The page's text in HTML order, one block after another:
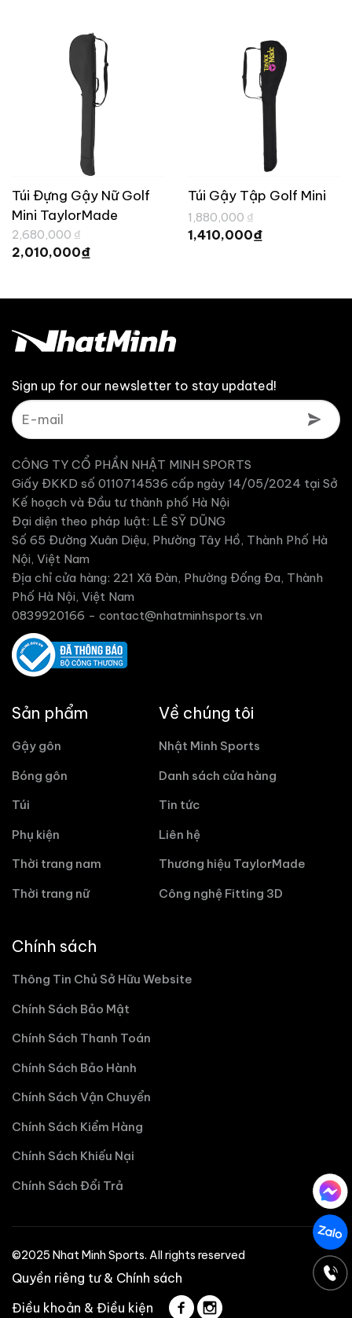
Túi Đựng Gậy Nữ Golf
Mini TaylorMade
Wilshire UN110
2,680,000 ₫
gốc
là:
2,010,000₫
2,010,000 ₫.
Túi Gậy Tập Golf Mini
1,880,000 ₫
gốc
là:
1,410,000₫
Sign up for our newsletter to stay updated!
CÔNG TY CỔ PHẦN NHẬT MINH SPORTS
Giấy ĐKKD số 0110714536 cấp ngày 14/05/2024 tại Sở
Kế hoạch và Đầu tư thành phố Hà Nội
Đại diện theo pháp luật: LÊ SỸ DŨNG
Số 65 Đường Xuân Diệu, Phường Tây Hồ, Thành Phố Hà
Nội, Việt Nam
Địa chỉ cửa hàng: 221 Xã Đàn, Phường Đống Đa, Thành
Phố Hà Nội, Việt Nam
0839920166 - contact@nhatminhsports.vn
Sản phẩm
Gậy gôn
Bóng gôn
Túi
Phụ kiện
Thời trang nam
Thời trang nữ
Về chúng tôi
Nhật Minh Sports
Danh sách cửa hàng
Tin tức
Liên hệ
Thương hiệu TaylorMade
Công nghệ Fitting 3D
Chính sách
Thông Tin Chủ Sở Hữu Website
Chính Sách Bảo Mật
Chính Sách Thanh Toán
Chính Sách Bảo Hành
Chính Sách Vận Chuyển
Chính Sách Kiểm Hàng
Chính Sách Khiếu Nại
Chính Sách Đổi Trả
©2025 Nhat Minh Sports. All rights reserved
Quyền riêng tư & Chính sách
Điều khoản & Điều kiện